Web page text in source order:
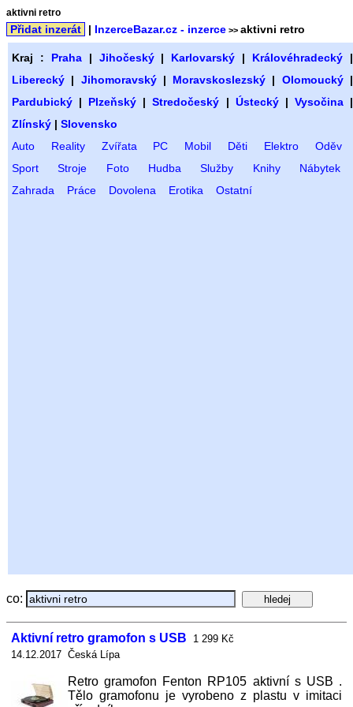
aktivni retro
Přidat inzerát | InzerceBazar.cz - inzerce >> aktivni retro
Kraj : Praha| Jihočeský| Karlovarský | Královéhradecký |
Liberecký | Jihomoravský| Moravskoslezský | Olomoucký|
Pardubický | Plzeňský |Stredočeský | Ústecký| Vysočina|
Zlínský | Slovensko
Auto
Reality Zvířata PC Mobil Děti Elektro
Oděv
Sport
Stroje Foto Hudba Služby Knihy
Nábytek
Zahrada
Práce Dovolena Erotika Ostatní
co:
Aktivní retro gramofon s USB
1 299 Kč
14.12.2017 Česká Lípa
Retro gramofon Fenton RP105 aktivní s USB .
Tělo gramofonu je vyrobeno z plastu v imitaci